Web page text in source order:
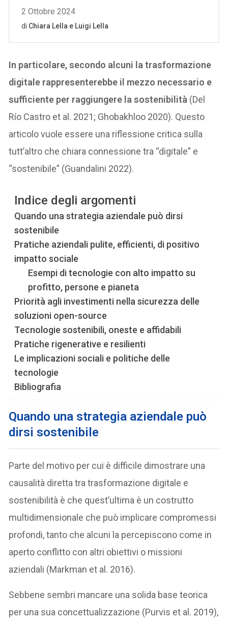
In particolare, secondo alcuni la trasformazione
digitale rappresenterebbe il mezzo necessario e
sufficiente per raggiungere la sostenibilità (Del
Río Castro et al. 2021; Ghobakhloo 2020). Questo
articolo vuole essere una riflessione critica sulla
tutt’altro che chiara connessione tra “digitale” e
“sostenibile” (Guandalini 2022).
Indice degli argomenti
Quando una strategia aziendale può dirsi
sostenibile
Pratiche aziendali pulite, efficienti, di positivo
impatto sociale
Esempi di tecnologie con alto impatto su
profitto, persone e pianeta
Priorità agli investimenti nella sicurezza delle
soluzioni open-source
Tecnologie sostenibili, oneste e affidabili
Pratiche rigenerative e resilienti
Le implicazioni sociali e politiche delle
tecnologie
Bibliografia
Quando una strategia aziendale può
dirsi sostenibile
Parte del motivo per cui è difficile dimostrare una
causalità diretta tra trasformazione digitale e
sostenibilità è che quest’ultima è un costrutto
multidimensionale che può implicare compromessi
profondi, tanto che alcuni la percepiscono come in
aperto conflitto con altri obiettivi o missioni
aziendali (Markman et al. 2016).
Sebbene sembri mancare una solida base teorica
per una sua concettualizzazione (Purvis et al. 2019),